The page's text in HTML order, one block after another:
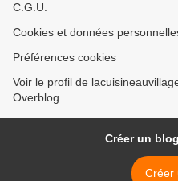
C.G.U.
Cookies et données
Préférences cookies
Voir le profil de
Overblog
Créer un
Créer